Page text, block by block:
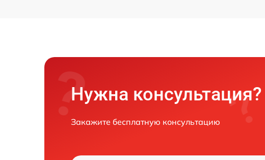
Нужна консультация?
Закажите бесплатную консультацию